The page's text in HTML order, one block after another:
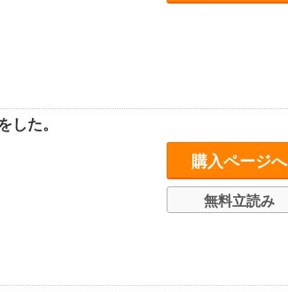
した。
購入ページへ
無料立読み